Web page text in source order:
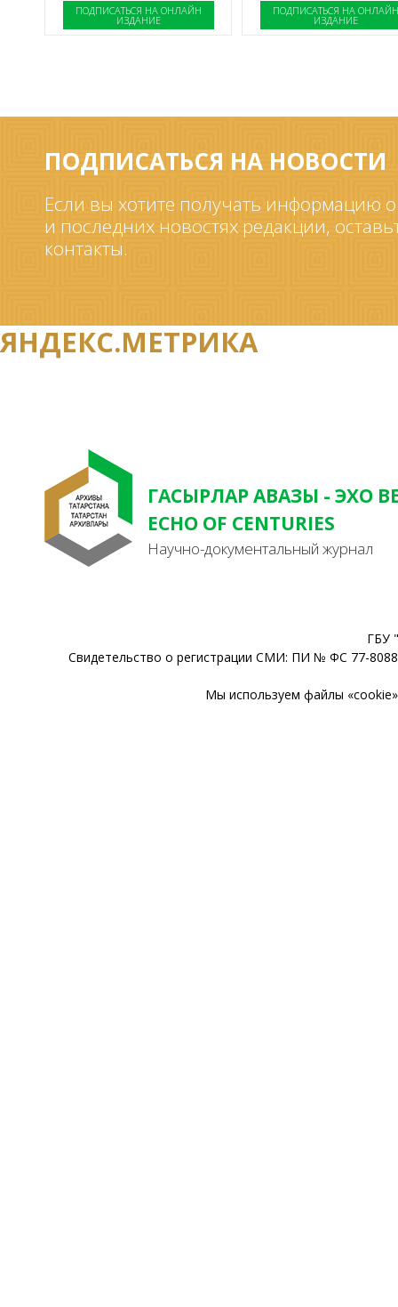
ПОДПИСАТЬСЯ НА ОНЛАЙН
ИЗДАНИЕ
ПОДПИСАТЬСЯ НА
ИЗДАНИЕ
ПОДПИСАТЬСЯ НА НОВОСТИ
Если вы хотите получать информацию
и последних новостях редакции,
контакты.
ЯНДЕКС.МЕТРИКА
ГАСЫРЛАР АВАЗЫ - ЭХО
ECHO OF CENTURIES
Научно-документальный журнал
ГБУ
Свидетельство о регистрации СМИ: ПИ № ФС 77-
Мы используем файлы «cookie»